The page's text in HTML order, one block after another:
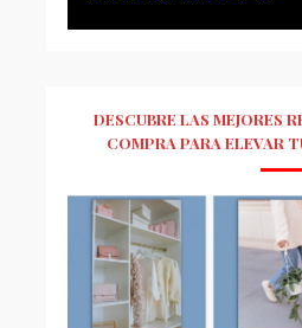
DESCUBRE LAS MEJORES
COMPRA PARA ELEVAR